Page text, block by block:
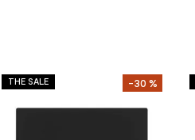
-30 %
THE SALE